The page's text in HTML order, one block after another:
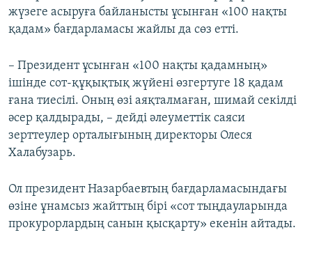
жүзеге асыруға байланысты ұсынған «100 нақты
қадам» бағдарламасы жайлы да сөз етті.
– Президент ұсынған «100 нақты қадамның»
ішінде сот-құқықтық жүйені өзгертуге 18 қадам
ғана тиесілі. Оның өзі аяқталмаған, шимай секілді
әсер қалдырады, – дейді әлеуметтік саяси
зерттеулер орталығының директоры Олеся
Халабузарь.
Ол президент Назарбаевтың бағдарламасындағы
өзіне ұнамсыз жайттың бірі «сот тыңдауларында
прокурорлардың санын қысқарту» екенін айтады.